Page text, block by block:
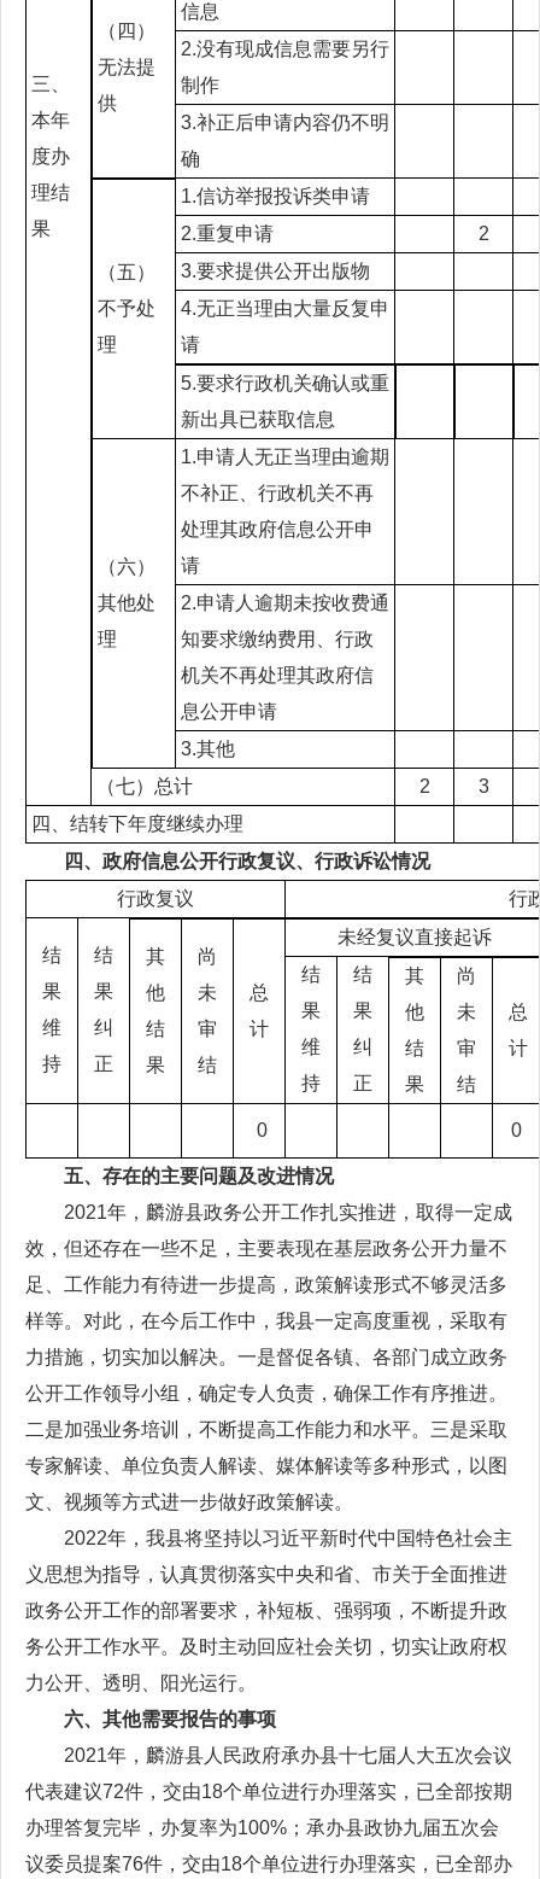
三、
本年
度办
理结
果
（四）
无法提
供
信息
2.没有现成信息需要另行
制作
3.补正后申请内容仍不明
确
（五）
不予处
理
1.信访举报投诉类申请
2.重复申请
2
3.要求提供公开出版物
4.无正当理由大量反复申
请
5.要求行政机关确认或重
新出具已获取信息
（六）
其他处
理
1.申请人无正当理由逾期
不补正、行政机关不再
处理其政府信息公开申
请
2.申请人逾期未按收费通
知要求缴纳费用、行政
机关不再处理其政府信
息公开申请
3.其他
（七）总计
2
3
四、结转下年度继续办理
四、政府信息公开行政复议、行政诉讼情况
行政复议
行
结
果
维
持
结
果
纠
正
其
他
结
果
尚
未
审
结
总
计
未经复议直接起诉
结
果
维
持
结
果
纠
正
其
他
结
果
尚
未
审
结
总
计
0 0
五、存在的主要问题及改进情况
2021年，麟游县政务公开工作扎实推进，取得一定成
效，但还存在一些不足，主要表现在基层政务公开力量不
足、工作能力有待进一步提高，政策解读形式不够灵活多
样等。对此，在今后工作中，我县一定高度重视，采取有
力措施，切实加以解决。一是督促各镇、各部门成立政务
公开工作领导小组，确定专人负责，确保工作有序推进。
二是加强业务培训，不断提高工作能力和水平。三是采取
专家解读、单位负责人解读、媒体解读等多种形式，以图
文、视频等方式进一步做好政策解读。
2022年，我县将坚持以习近平新时代中国特色社会主
义思想为指导，认真贯彻落实中央和省、市关于全面推进
政务公开工作的部署要求，补短板、强弱项，不断提升政
务公开工作水平。及时主动回应社会关切，切实让政府权
力公开、透明、阳光运行。
六、其他需要报告的事项
2021年，麟游县人民政府承办县十七届人大五次会议
代表建议72件，交由18个单位进行办理落实，已全部按期
办理答复完毕，办复率为100%；承办县政协九届五次会
议委员提案76件，交由18个单位进行办理落实，已全部办